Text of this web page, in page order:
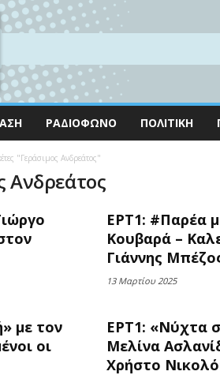
ΡΑΔΙΌΦΩΝΟ ΠΟΛΙΤΙΚΉ
"Γεράσιμος Ανδρεάτος"
Ανδρεάτος
ΕΡΤ1: #Παρέα
Κουβαρά –
Γιάννης
13 Μαρτίου 2025
με τον
οι
ΕΡΤ1: «Νύχτα
Μελίνα
Χρήστο